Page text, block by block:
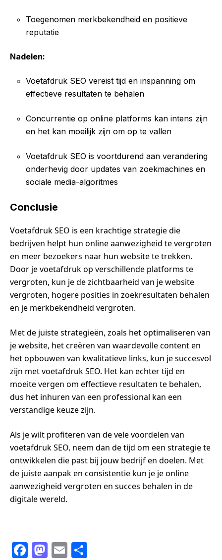
Toegenomen merkbekendheid en positieve
reputatie
Nadelen:
Voetafdruk SEO vereist tijd en inspanning om
effectieve resultaten te behalen
Concurrentie op online platforms kan intens zijn
en het kan moeilijk zijn om op te vallen
Voetafdruk SEO is voortdurend aan verandering
onderhevig door updates van zoekmachines en
sociale media-algoritmes
Conclusie
Voetafdruk SEO is een krachtige strategie die
bedrijven helpt hun online aanwezigheid te vergroten
en meer bezoekers naar hun website te trekken.
Door je voetafdruk op verschillende platforms te
vergroten, kun je de zichtbaarheid van je website
vergroten, hogere posities in zoekresultaten behalen
en je merkbekendheid vergroten.
Met de juiste strategieën, zoals het optimaliseren van
je website, het creëren van waardevolle content en
het opbouwen van kwalitatieve links, kun je succesvol
zijn met voetafdruk SEO. Het kan echter tijd en
moeite vergen om effectieve resultaten te behalen,
dus het inhuren van een professional kan een
verstandige keuze zijn.
Als je wilt profiteren van de vele voordelen van
voetafdruk SEO, neem dan de tijd om een strategie te
ontwikkelen die past bij jouw bedrijf en doelen. Met
de juiste aanpak en consistentie kun je je online
aanwezigheid vergroten en succes behalen in de
digitale wereld.
F
M E